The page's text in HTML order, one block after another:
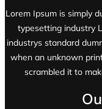
Lorem Ipsum is simply
typesetting industry
industrys standard
when an unknown
scrambled it to